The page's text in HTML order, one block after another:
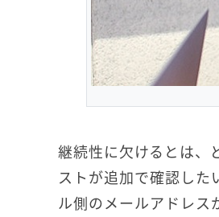
継続性に欠けるとは、
ストが追加で確認した
ル側のメールアドレス